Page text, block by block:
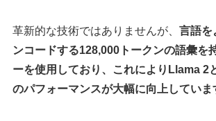
革新的な技術ではありませんが、 言語を
ンコードする128,000トークンの語彙を
ーを使用しており、これによりLlama 2
のパフォーマンスが大幅に向上していま